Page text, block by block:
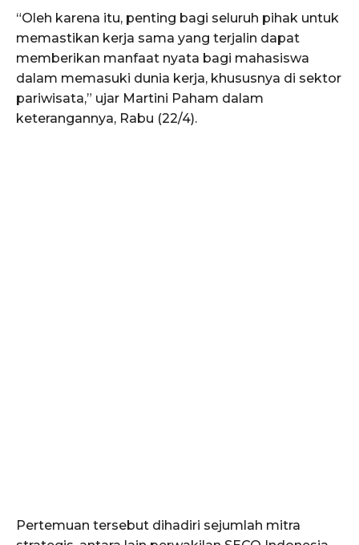
“Oleh karena itu, penting bagi seluruh pihak untuk
memastikan kerja sama yang terjalin dapat
memberikan manfaat nyata bagi mahasiswa
dalam memasuki dunia kerja, khususnya di sektor
pariwisata,” ujar Martini Paham dalam
keterangannya, Rabu (22/4).
Pertemuan tersebut dihadiri sejumlah mitra